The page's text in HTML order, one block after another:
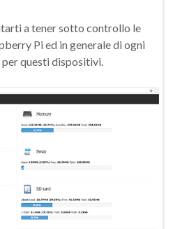
a tener sotto controllo le
Pi ed in generale di ogni
questi dispositivi.